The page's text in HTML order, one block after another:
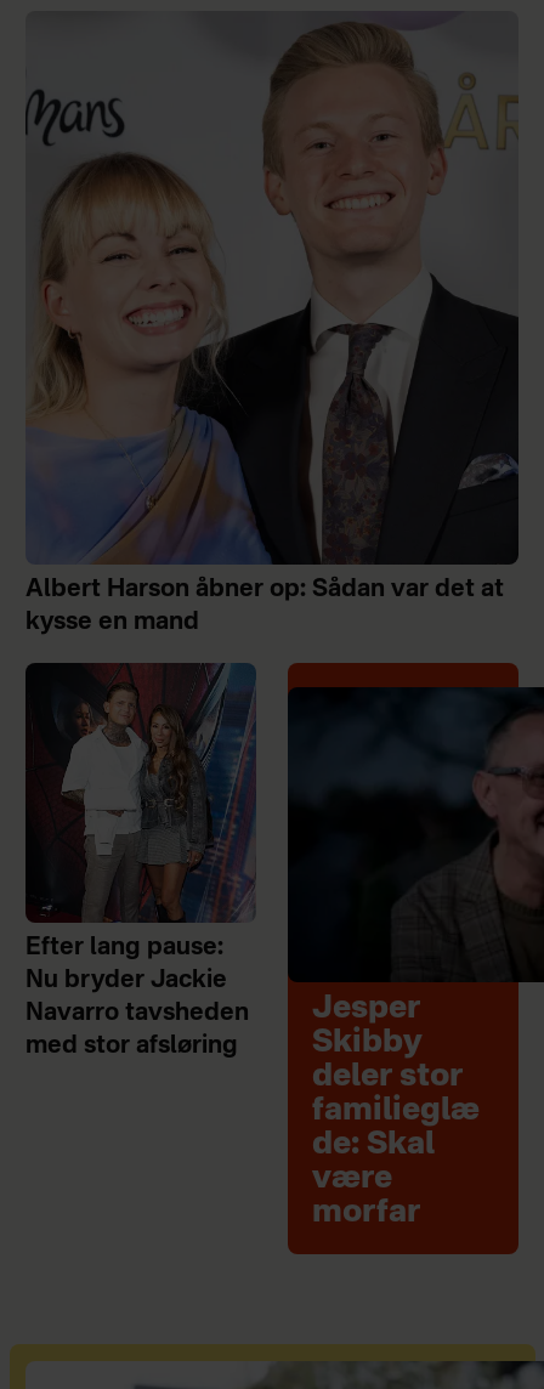
Albert Harson åbner op: Sådan var det at
kysse en mand
Efter lang pause:
Nu bryder Jackie
Navarro tavsheden
med stor afsløring
Jesper
Skibby
deler stor
familieglæ
de: Skal
være
morfar